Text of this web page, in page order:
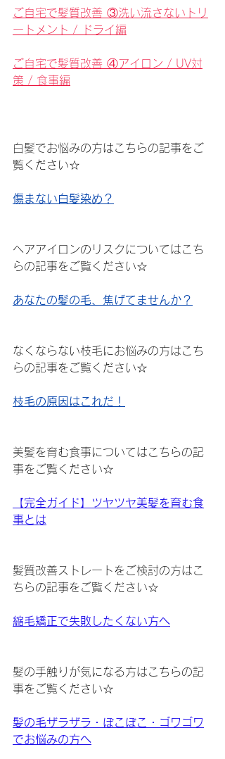
ご自宅で髪質改善 ③洗い流さないトリ
ートメント / ドライ編
ご自宅で髪質改善 ④アイロン / UV対
策 / 食事編
白髪でお悩みの方はこちらの記事をご
覧ください☆
傷まない白髪染め？
ヘアアイロンのリスクについてはこち
らの記事をご覧ください☆
あなたの髪の毛、焦げてませんか？
なくならない枝毛にお悩みの方はこち
らの記事をご覧ください☆
枝毛の原因はこれだ！
美髪を育む食事についてはこちらの記
事をご覧ください☆
【完全ガイド】ツヤツヤ美髪を育む食
事とは
髪質改善ストレートをご検討の方はこ
ちらの記事をご覧ください☆
縮毛矯正で失敗したくない方へ
髪の手触りが気になる方はこちらの記
事をご覧ください☆
髪の毛ザラザラ・ぼこぼこ・ゴワゴワ
でお悩みの方へ